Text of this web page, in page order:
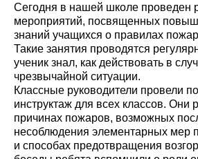
Сегодня в нашей школе проведен
мероприятий, посвященных
знаний учащихся о правилах
Такие занятия проводятся
ученик знал, как действовать в
чрезвычайной ситуации.
Классные руководители провели
инструктаж для всех классов. Они
причинах пожаров, возможных
несоблюдения элементарных мер
и способах предотвращения